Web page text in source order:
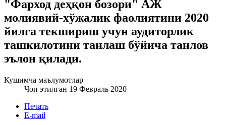
"Фарход деҳқон бозори" АЖ
молиявий-хўжалик фаолиятини 2020
йилга текшириш учун аудиторлик
ташкилотини танлаш бўйича танлов
эълон қилади.
Кушимча маълумотлар
Чоп этилган 19 Февраль 2020
Печать
E-mail